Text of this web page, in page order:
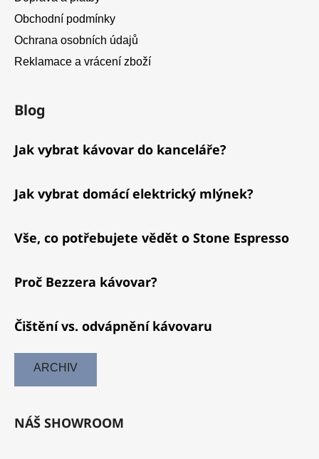
Obchodní podmínky
Ochrana osobních údajů
Reklamace a vrácení zboží
Blog
Jak vybrat kávovar do kanceláře?
Jak vybrat domácí elektrický mlýnek?
Vše, co potřebujete vědět o Stone Espresso
Proč Bezzera kávovar?
Čištění vs. odvápnění kávovaru
ARCHIV
NÁŠ SHOWROOM